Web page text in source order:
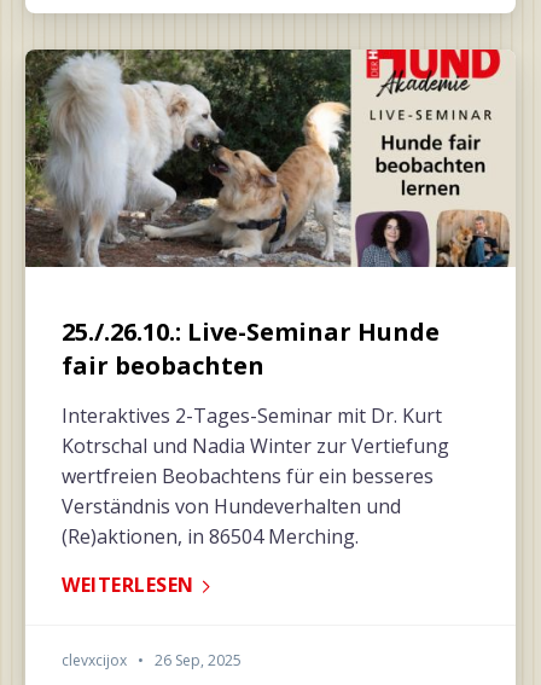
25./.26.10.: Live-Seminar Hunde
fair beobachten
Interaktives 2-Tages-Seminar mit Dr. Kurt
Kotrschal und Nadia Winter zur Vertiefung
wertfreien Beobachtens für ein besseres
Verständnis von Hundeverhalten und
(Re)aktionen, in 86504 Merching.
WEITERLESEN
clevxcijox • 26 Sep, 2025